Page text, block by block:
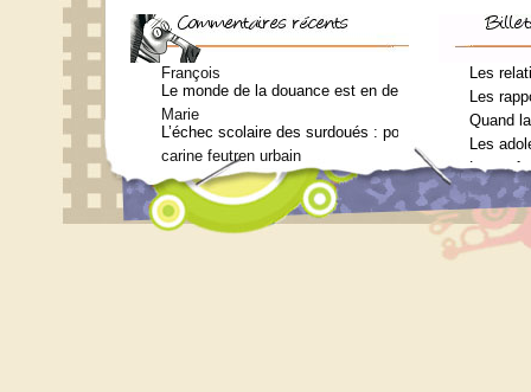
François
Le monde de la douance est en deuil : Jean-Charles
Marie
L’échec scolaire des surdoués : pourquoi ? (Journal
carine feutren urbain
Petit lexique en lien avec le surdouement à l’usage
Marie
Qui consulter pour un bilan psychométrique ?
Siouplet
Qui consulter pour un bilan psychométrique ?
Les
Les
Quand
Les
Les